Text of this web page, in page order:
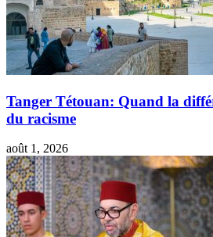
Tanger Tétouan: Quand la
du racisme
août 1, 2026